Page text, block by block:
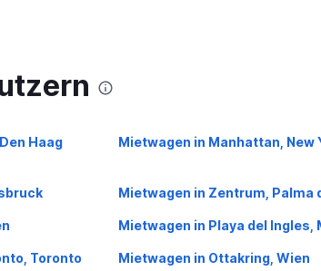
Haag Mietwagen in Manhattan, New
Mietwagen in Zentrum, Palma
Mietwagen in Playa del Ingles,
Toronto Mietwagen in Ottakring, Wien